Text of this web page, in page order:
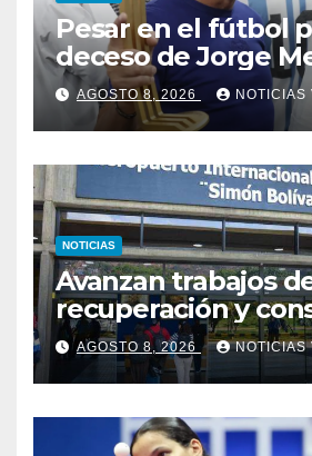
Pesar en el fútbol
deceso de Jorge
68 años
AGOSTO 8, 2026 NOTICIAS
NOTICIAS
Avanzan trabajos
recuperación y
del terminal
Aeropuerto de
AGOSTO 8, 2026 NOTICIAS